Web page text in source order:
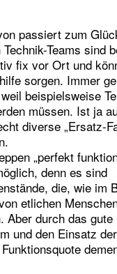
passiert zum
Teams sind
fix vor Ort und
sorgen. Immer
beispielsweise
müssen. Ist ja
diverse „Ersatz-
„perfekt
denn es sind
die, wie im
etlichen
Aber durch das gute
und den Einsatz